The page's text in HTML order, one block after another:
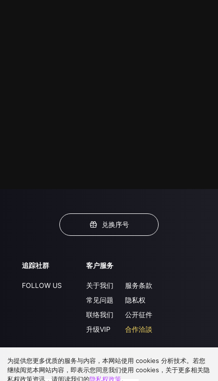
兑换序号
追踪社群
FOLLOW US
客户服务
关于我们
常见问题
联络我们
升级VIP
服务条款
隐私权
公开征件
合作洽談
下载 APP
为提供您更多优质的服务与内容，本网站使用 cookies 分析技术。若您
继续阅览本网站内容，即表示您同意我们使用 cookies，关于更多相关隐
私权政策资讯，请阅读我们的隐私权政策。